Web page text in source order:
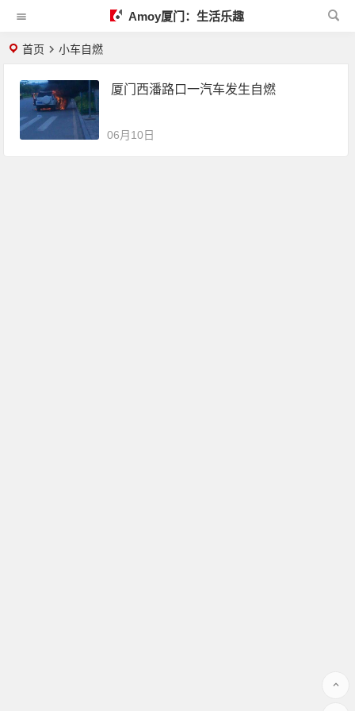
Amoy厦门：生活乐趣
首页 小车自燃
厦门西潘路口一汽车发生自燃
06月10日